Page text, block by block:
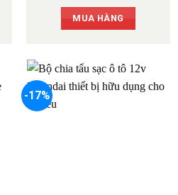
là:
180,000₫.
MUA HÀNG
-17%